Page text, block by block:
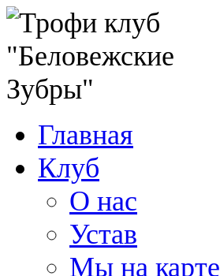
Главная
Клуб
О нас
Устав
Мы на карте